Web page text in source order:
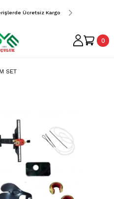
Ücretsiz Kargo 2500 TL Üzeri
0
SET